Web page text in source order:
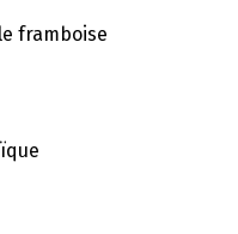
framboise